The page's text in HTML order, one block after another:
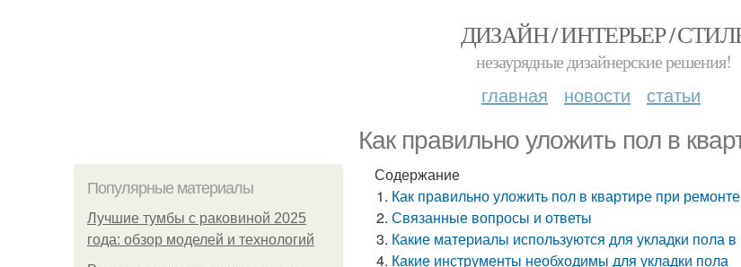
ДИЗАЙН / ИНТЕРЬЕР /
незаурядные дизайнерские решения!
главная новости статьи
Как правильно уложить пол в
Популярные материалы
Лучшие тумбы с раковиной 2025
года: обзор моделей и технологий
Содержание
Как правильно уложить пол в квартире при ремонте
Связанные вопросы и ответы
Какие материалы используются для укладки пола в
Какие инструменты необходимы для укладки пола